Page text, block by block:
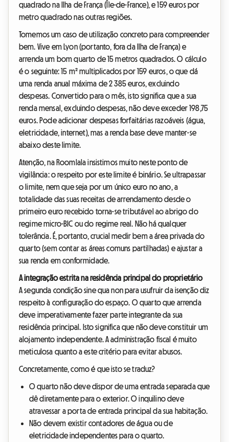
quadrado na Ilha de França (Île-de-France), e 159 euros por
metro quadrado nas outras regiões.
Tomemos um caso de utilização concreto para compreender
bem. Vive em Lyon (portanto, fora da Ilha de França) e
arrenda um bom quarto de 15 metros quadrados. O cálculo
é o seguinte: 15 m² multiplicados por 159 euros, o que dá
uma renda anual máxima de 2 385 euros, excluindo
despesas. Convertido para o mês, isto significa que a sua
renda mensal, excluindo despesas, não deve exceder 198,75
euros. Pode adicionar despesas forfaitárias razoáveis (água,
eletricidade, internet), mas a renda base deve manter-se
abaixo deste limite.
Atenção, na Roomlala insistimos muito neste ponto de
vigilância: o respeito por este limite é binário. Se ultrapassar
o limite, nem que seja por um único euro no ano, a
totalidade das suas receitas de arrendamento desde o
primeiro euro recebido torna-se tributável ao abrigo do
regime micro-BIC ou do regime real. Não há qualquer
tolerância. É, portanto, crucial medir bem a área privada do
quarto (sem contar as áreas comuns partilhadas) e ajustar a
sua renda em conformidade.
A integração estrita na residência principal do proprietário
A segunda condição sine qua non para usufruir da isenção diz
respeito à configuração do espaço. O quarto que arrenda
deve imperativamente fazer parte integrante da sua
residência principal. Isto significa que não deve constituir um
alojamento independente. A administração fiscal é muito
meticulosa quanto a este critério para evitar abusos.
Concretamente, como é que isto se traduz?
O quarto não deve dispor de uma entrada separada que
dê diretamente para o exterior. O inquilino deve
atravessar a porta de entrada principal da sua habitação.
Não devem existir contadores de água ou de
eletricidade independentes para o quarto.